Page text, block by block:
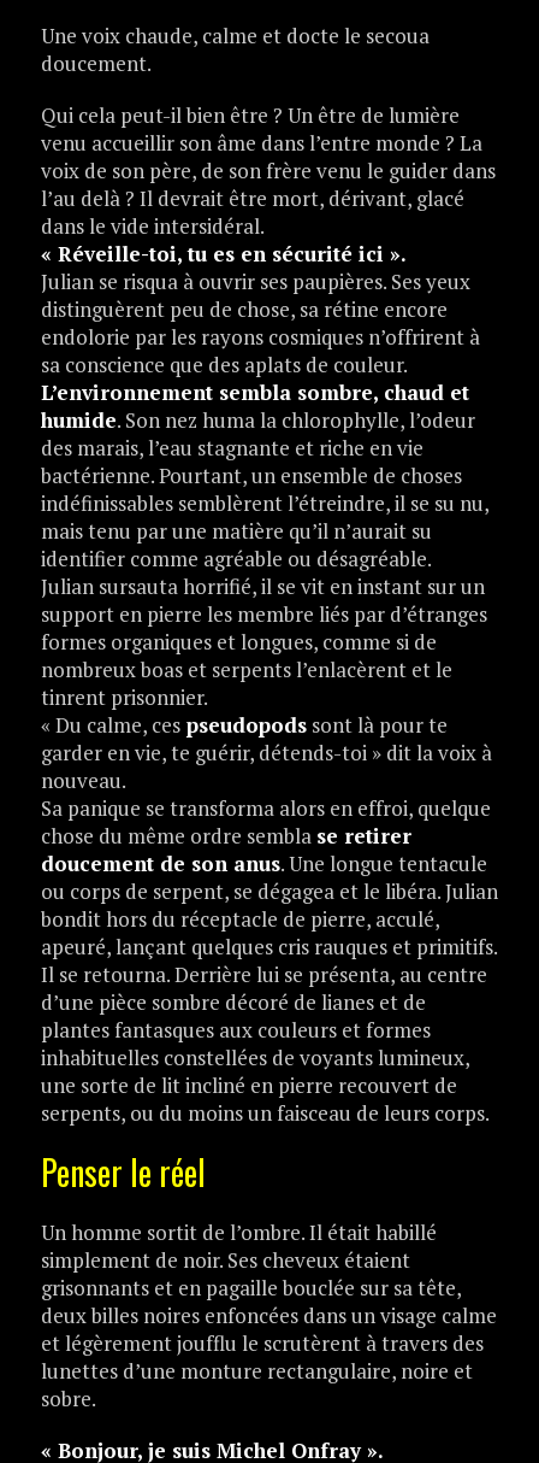
Une voix chaude, calme et docte le secoua
doucement.
Qui cela peut-il bien être ? Un être de lumière
venu accueillir son âme dans l’entre monde ? La
voix de son père, de son frère venu le guider dans
l’au delà ? Il devrait être mort, dérivant, glacé
dans le vide intersidéral.
« Réveille-toi, tu es en sécurité ici ».
Julian se risqua à ouvrir ses paupières. Ses yeux
distinguèrent peu de chose, sa rétine encore
endolorie par les rayons cosmiques n’offrirent à
sa conscience que des aplats de couleur.
L’environnement sembla sombre, chaud et
humide. Son nez huma la chlorophylle, l’odeur
des marais, l’eau stagnante et riche en vie
bactérienne. Pourtant, un ensemble de choses
indéfinissables semblèrent l’étreindre, il se su nu,
mais tenu par une matière qu’il n’aurait su
identifier comme agréable ou désagréable.
Julian sursauta horrifié, il se vit en instant sur un
support en pierre les membre liés par d’étranges
formes organiques et longues, comme si de
nombreux boas et serpents l’enlacèrent et le
tinrent prisonnier.
« Du calme, cespseudopodssont là pour te
garder en vie, te guérir, détends-toi » dit la voix à
nouveau.
Sa panique se transforma alors en effroi, quelque
chose du même ordre sembla se retirer
doucement de son anus. Une longue tentacule
ou corps de serpent, se dégagea et le libéra. Julian
bondit hors du réceptacle de pierre, acculé,
apeuré, lançant quelques cris rauques et primitifs.
Il se retourna. Derrière lui se présenta, au centre
d’une pièce sombre décoré de lianes et de
plantes fantasques aux couleurs et formes
inhabituelles constellées de voyants lumineux,
une sorte de lit incliné en pierre recouvert de
serpents, ou du moins un faisceau de leurs corps.
Penser le réel
Un homme sortit de l’ombre. Il était habillé
simplement de noir. Ses cheveux étaient
grisonnants et en pagaille bouclée sur sa tête,
deux billes noires enfoncées dans un visage calme
et légèrement joufflu le scrutèrent à travers des
lunettes d’une monture rectangulaire, noire et
sobre.
« Bonjour, je suis Michel Onfray ».